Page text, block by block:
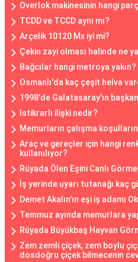
Overlok makinesinin hangi
TCDD ve TCCD aynı mı?
Arçelik 10120 Mx iyi mi?
Çekin zayi olması halinde ne
Bağcılar hangi metroya yakın?
Osmanlı'da kaç çeşit helva
1998'de Galatasaray'ın
Istikrarlı ilişki nedir?
Memurların çalışma
Araç ve gereçler için hangi
kullanılıyor?
Rüyada Ölen Eşini Canlı
İş yerinde uyarı tutanağı kaç
Demet Akalın'ın eşi iş adamı
Temmuz ayında memurlara
Rüyada Büyükbaş Hayvan
Zem zemli çiçek, zem boylu
dosdoğru çiçek bilmecenin